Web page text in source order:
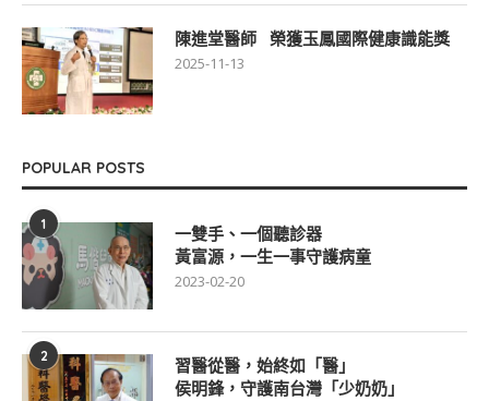
陳進堂醫師 榮獲玉鳳國際健康識能獎
2025-11-13
POPULAR POSTS
1
一雙手、一個聽診器
黃富源，一生一事守護病童
2023-02-20
2
習醫從醫，始終如「醫」
侯明鋒，守護南台灣「少奶奶」